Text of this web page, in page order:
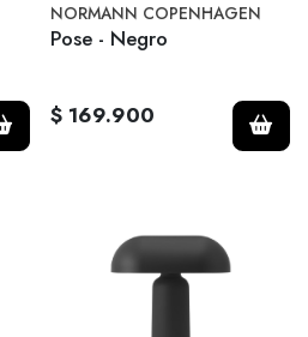
NORMANN COPENHAGEN
Pose - Negro
$ 169.900